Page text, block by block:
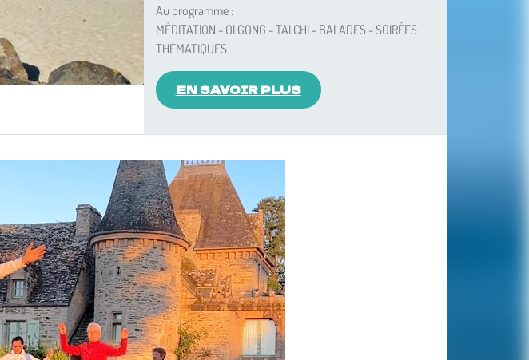
Au programme :
MÉDITATION - QI GONG - TAI CHI - BALADES - SOIRÉES
THÉMATIQUES
EN SAVOIR PLUS